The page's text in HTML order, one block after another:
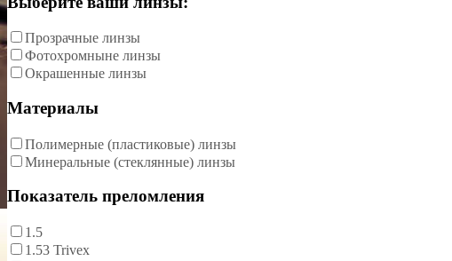
Прозрачные линзы
Фотохромныне линзы
Окрашенные линзы
Материалы
Полимерные (пластиковые) линзы
Минеральные (стеклянные) линзы
Показатель преломления
1.5
1.53 Trivex